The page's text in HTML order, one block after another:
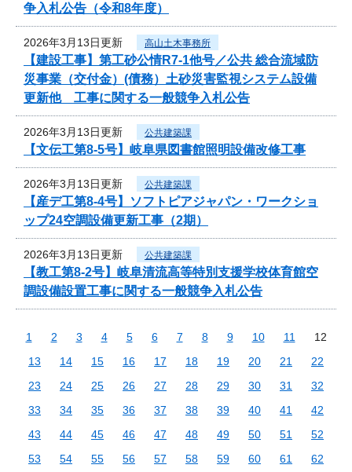
争入札公告（令和8年度）
2026年3月13日更新 高山土木事務所
【建設工事】第工砂公情R7-1他号／公共 総合流域防
災事業（交付金）(債務）土砂災害監視システム設備
更新他 工事に関する一般競争入札公告
2026年3月13日更新 公共建築課
【文伝工第8-5号】岐阜県図書館照明設備改修工事
2026年3月13日更新 公共建築課
【産デ工第8-4号】ソフトピアジャパン・ワークショ
ップ24空調設備更新工事（2期）
2026年3月13日更新 公共建築課
【教工第8-2号】岐阜清流高等特別支援学校体育館空
調設備設置工事に関する一般競争入札公告
1 2 3 4 5 6 7 8 9 10 11
12
13
14 15 16 17 18 19 20 21
22
23
24 25 26 27 28 29 30 31
32
33
34 35 36 37 38 39 40 41
42
43
44 45 46 47 48 49 50 51
52
53
54 55 56 57 58 59 60 61
62